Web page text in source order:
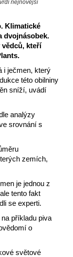
nejnovější
Klimatické
dvojnásobek.
kteří
i ječmen, který
této obilniny
sníží, uvádí
analýzy
srovnání s
zemích,
je jednou z
tento fakt
se experti.
příkladu piva
o
světové